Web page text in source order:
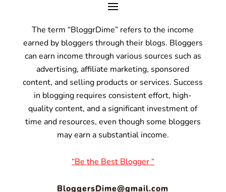
The term “BloggrDime” refers to the income
earned by bloggers through their blogs. Bloggers
can earn income through various sources such as
advertising, affiliate marketing, sponsored
content, and selling products or services. Success
in blogging requires consistent effort, high-
quality content, and a significant investment of
time and resources, even though some bloggers
may earn a substantial income.
“Be the Best Blogger “
BloggersDime@gmail.com